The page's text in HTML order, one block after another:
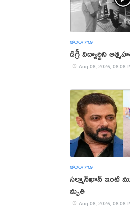
తెలంగాణ
డిగ్రీ విద్యార్థిని
Aug 08, 2026, 08:08
తెలంగాణ
సల్మాన్‌ఖాన్‌ ఇంటి
మృతి
Aug 08, 2026, 08:08